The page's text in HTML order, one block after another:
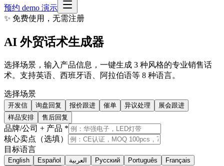
预约 demo 演示
✨ 免费使用，无需注册
AI 外贸话术生成器
选择场景，输入产品信息，一键生成 3 种风格的专业销售话
术。支持英语、西班牙语、阿拉伯语等 8 种语言。
选择场景
开发信 询盘回复 报价跟进 催单 异议处理
展会跟进
样品安排
售后回复
品牌/公司 + 产品 *
核心卖点（选填）
目标语言
English Español العربية Русский Português
Français